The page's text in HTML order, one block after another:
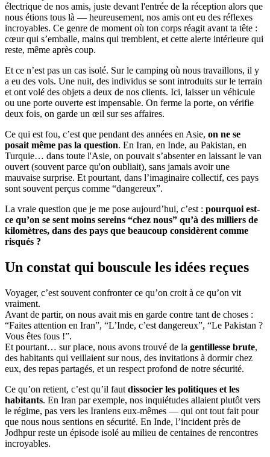
électrique de nos amis, juste devant l'entrée de la réception alors que
nous étions tous là — heureusement, nos amis ont eu des réflexes
incroyables. Ce genre de moment où ton corps réagit avant ta tête :
cœur qui s’emballe, mains qui tremblent, et cette alerte intérieure qui
reste, même après coup.
Et ce n’est pas un cas isolé. Sur le camping où nous travaillons, il y
a eu des vols. Une nuit, des individus se sont introduits sur le terrain
et ont volé des objets a deux de nos clients. Ici, laisser un véhicule
ou une porte ouverte est impensable. On ferme la porte, on vérifie
deux fois, on garde un œil sur ses affaires.
Ce qui est fou, c’est que pendant des années en Asie, on ne se
posait même pas la question. En Iran, en Inde, au Pakistan, en
Turquie… dans toute l'Asie, on pouvait s’absenter en laissant le van
ouvert (souvent parce qu'on oubliait), sans jamais avoir une
mauvaise surprise. Et pourtant, dans l’imaginaire collectif, ces pays
sont souvent perçus comme “dangereux”.
La vraie question que je me pose aujourd’hui, c’est : pourquoi est-
ce qu’on se sent moins sereins “chez nous” qu’à des milliers de
kilomètres, dans des pays que beaucoup considèrent comme
risqués ?
Un constat qui bouscule les idées reçues
Voyager, c’est souvent confronter ce qu’on croit à ce qu’on vit
vraiment.
Avant de partir, on nous avait mis en garde contre tant de choses :
“Faites attention en Iran”, “L’Inde, c’est dangereux”, “Le Pakistan ?
Vous êtes fous !”.
Et pourtant… sur place, nous avons trouvé de la gentillesse brute,
des habitants qui veillaient sur nous, des invitations à dormir chez
eux, des repas partagés, et un respect profond de notre sécurité.
Ce qu’on retient, c’est qu’il faut dissocier les politiques et les
habitants. En Iran par exemple, nos inquiétudes allaient plutôt vers
le régime, pas vers les Iraniens eux-mêmes — qui ont tout fait pour
que nous nous sentions en sécurité. En Inde, l’incident près de
Jodhpur reste un épisode isolé au milieu de centaines de rencontres
incroyables.